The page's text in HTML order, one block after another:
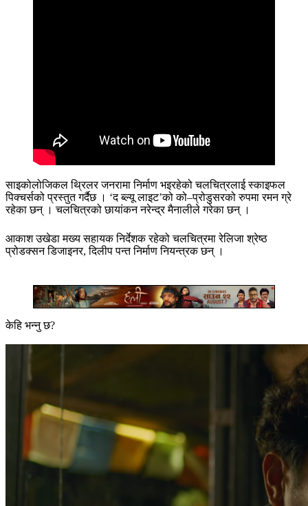
साइकोलोजिकल थ्रिलर जनरामा निर्माण भइरहेको चलचित्रलाई स्काइफल
पिक्चर्सको प्रस्तुत गर्दैछ । ‘द ब्ल्यू लाइट’को को–प्रोडुसरको रुपमा रमन ग्रे
रहेका छन् । चलचित्रको छायांकन नरेन्द्र मैनालीले गरेका छन् ।
आकाश उखेडा मख्य सहायक निर्देशक रहेको चलचित्रमा रेलिजा श्रेष्ठ
प्रोडक्सन डिजाइनर, दिलीप पन्त निर्माण नियन्त्रक छन् ।
केहि भन्नु छ?